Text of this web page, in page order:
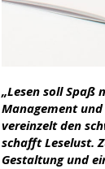
„Lesen soll Spaß
Management und
vereinzelt den
schafft Leselust.
Gestaltung und